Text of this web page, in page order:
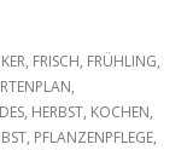
, FRISCH, FRÜHLING,
,
, HERBST, KOCHEN,
, PFLANZENPFLEGE,